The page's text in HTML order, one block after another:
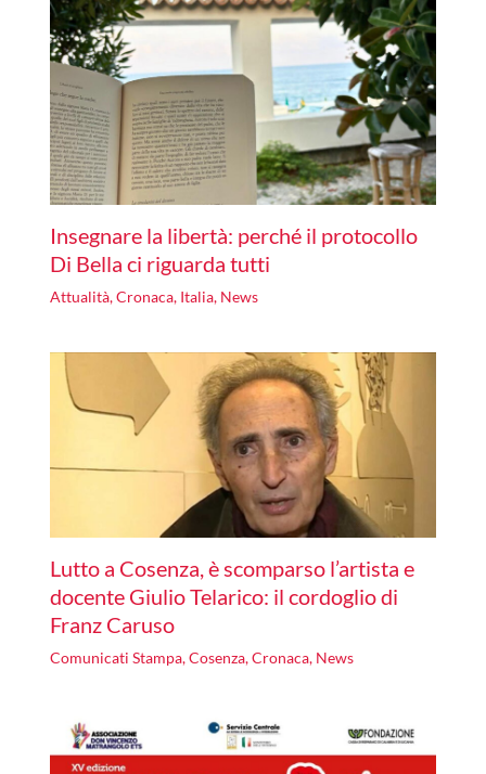
Insegnare la libertà: perché il protocollo
Di Bella ci riguarda tutti
Attualità,Cronaca, Italia, News
Lutto a Cosenza, è scomparso l’artista e
docente Giulio Telarico: il cordoglio di
Franz Caruso
Comunicati Stampa,Cosenza,Cronaca, News